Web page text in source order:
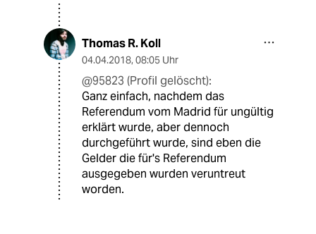
Thomas R. Koll
04.04.2018, 08:05 Uhr
@95823 (Profil gelöscht):
Ganz einfach, nachdem das
Referendum vom Madrid für ungültig
erklärt wurde, aber dennoch
durchgeführt wurde, sind eben die
Gelder die für's Referendum
ausgegeben wurden veruntreut
worden.